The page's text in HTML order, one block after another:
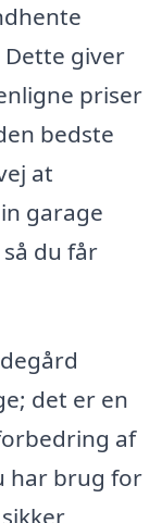
giver
priser
bedste
at
garage
du får
det er en
af
har brug for